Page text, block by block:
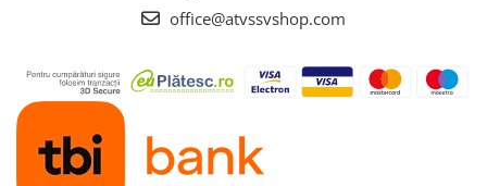
office@atvssvshop.com